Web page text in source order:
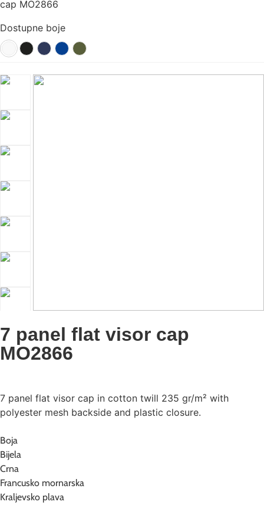
cap MO2866
Dostupne boje
7 panel flat visor cap
MO2866
7 panel flat visor cap in cotton twill 235 gr/m² with
polyester mesh backside and plastic closure.
Boja
Bijela
Crna
Francusko mornarska
Kraljevsko plava